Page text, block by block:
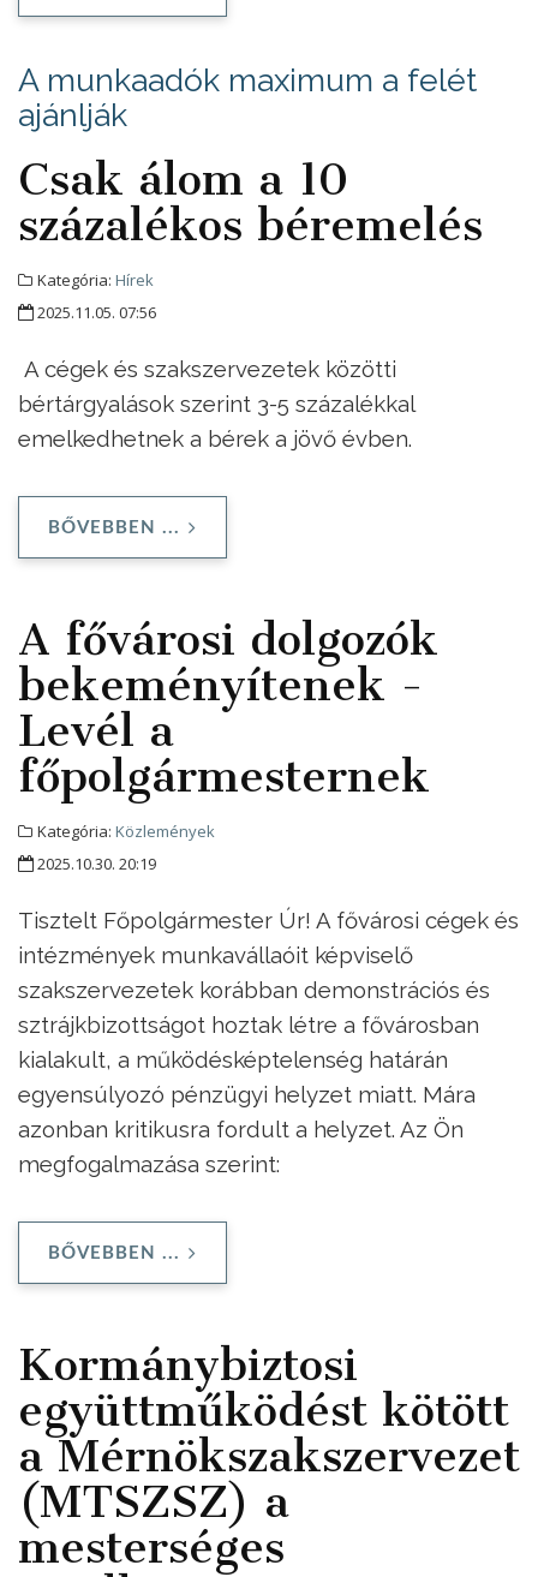
A munkaadók maximum a felét
ajánlják
Csak álom a 10
százalékos béremelés
Kategória: Hírek
2025.11.05. 07:56
A cégek és szakszervezetek közötti
bértárgyalások szerint 3-5 százalékkal
emelkedhetnek a bérek a jövő évben.
BŐVEBBEN ...
A fővárosi dolgozók
bekeményítenek -
Levél a
főpolgármesternek
Kategória: Közlemények
2025.10.30. 20:19
Tisztelt Főpolgármester Úr! A fővárosi cégek és
intézmények munkavállaóit képviselő
szakszervezetek korábban demonstrációs és
sztrájkbizottságot hoztak létre a fővárosban
kialakult, a működésképtelenség határán
egyensúlyozó pénzügyi helyzet miatt. Mára
azonban kritikusra fordult a helyzet. Az Ön
megfogalmazása szerint:
BŐVEBBEN ...
Kormánybiztosi
együttműködést kötött
a Mérnökszakszervezet
(MTSZSZ) a
mesterséges